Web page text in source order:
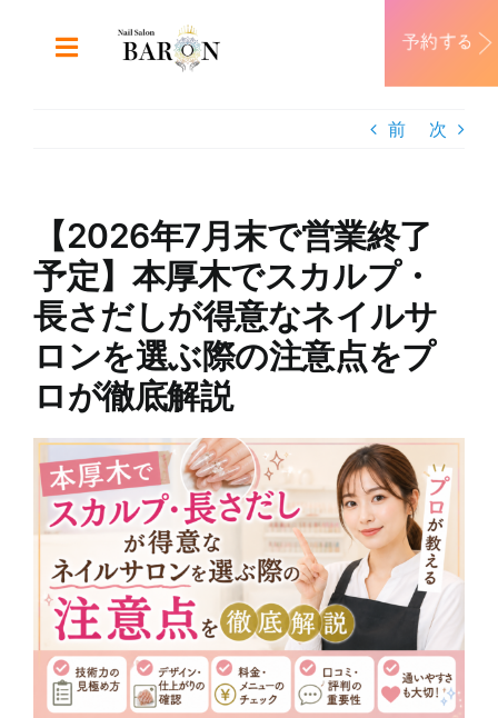
Toggle
MENU
RECRUIT
CONTACT
前 次
【2026年7月末で営業終了
予定】本厚木でスカルプ・
長さだしが得意なネイルサ
ロンを選ぶ際の注意点をプ
ロが徹底解説
View
Larger
Image